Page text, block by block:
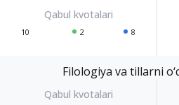
10 2 8
Filologiya va tillarni